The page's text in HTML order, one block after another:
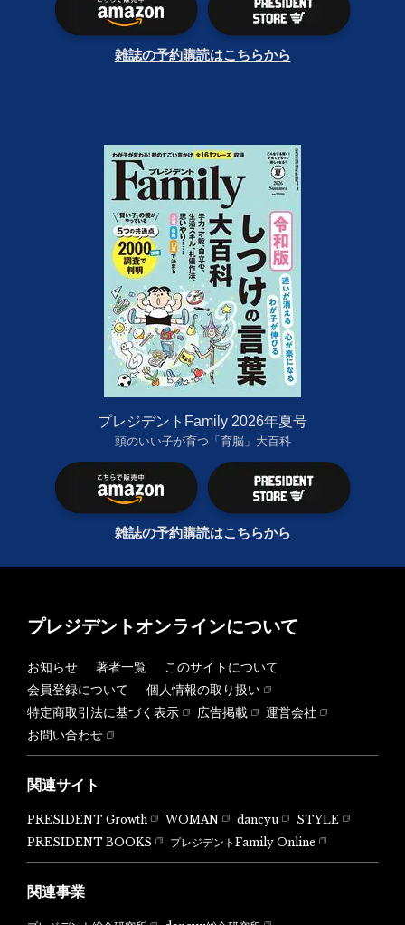
雑誌の予約購読はこちらから
プレジデントFamily 2026年夏号
頭のいい子が育つ「育脳」大百科
雑誌の予約購読はこちらから
プレジデントオンラインについて
お知らせ 著者一覧
このサイトについて
会員登録について
個人情報の取り扱い
特定商取引法に基づく表示
広告掲載
運営会社
お問い合わせ
関連サイト
PRESIDENT Growth WOMAN dancyu
STYLE
PRESIDENT BOOKS
プレジデントFamily Online
関連事業